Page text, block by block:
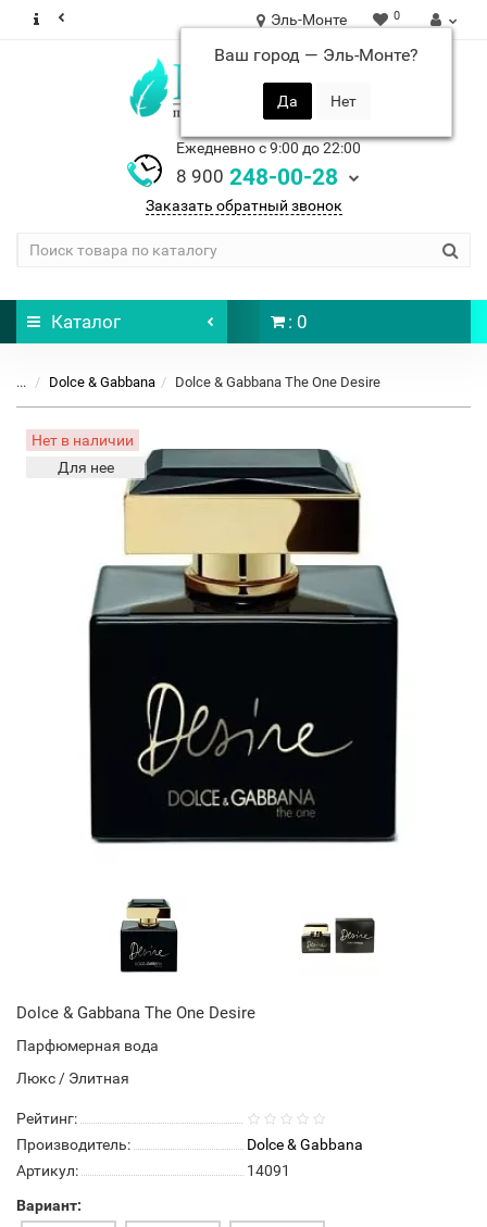
Эль-Монте
Ваш город — Эль-Монте?
0
Ежедневно с 9:00 до 22:00
8 900 248-00-28
Заказать обратный звонок
Каталог : 0
... Dolce & Gabbana Dolce & Gabbana The One Desire
Нет в наличии
Для нее
Dolce & Gabbana The One Desire
Парфюмерная вода
Люкс / Элитная
Рейтинг:
Производитель:
Dolce & Gabbana
Артикул:
14091
Вариант: